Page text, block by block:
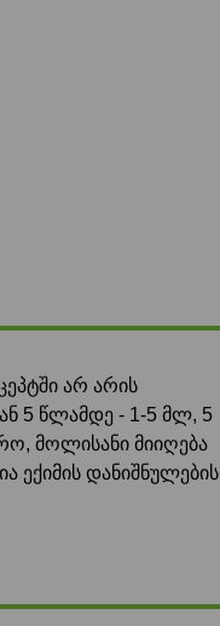
არ არის
5 წლამდე - 1-5 მლ, 5
მოლისანი მიიღება
ექიმის დანიშნულების